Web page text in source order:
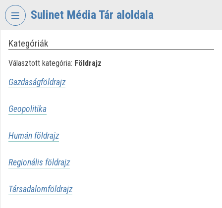
Fejléc kihagyása
Sulinet Média Tár aloldala
VIDEO
MÉDIA
Intézményi kezdőlap
Bejelentkezés
Intézményi felfedezés
Kategóriák
Választott kategória: Földrajz
Gazdaságföldrajz
Geopolitika
Humán földrajz
Regionális földrajz
Társadalomföldrajz